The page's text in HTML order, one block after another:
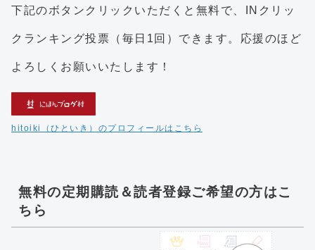
下記のボタンクリックいただくと無料で、INクリッ
クランキング投票（毎日1回）できます。応援のほど
よろしくお願いいたします！
hitoiki（ひといき）のプロフィールはこちら
無料の定期購読＆読者登録ご希望の方はこ
ちら